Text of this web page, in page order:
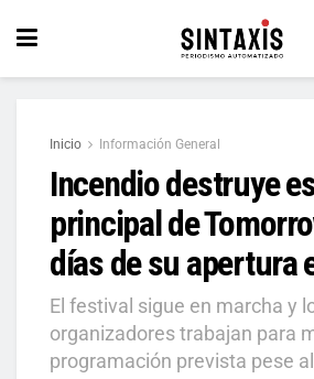
Inicio Información General
Incendio destruye
principal de
días de su apertura
El festival sigue en marcha y
organizadores trabajan para
programación prevista pese